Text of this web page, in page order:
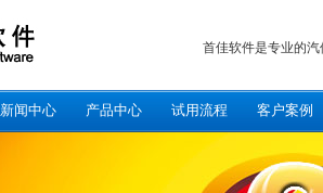
首佳软件是专业的
新闻中心 产品中心 试用流程 客户案例